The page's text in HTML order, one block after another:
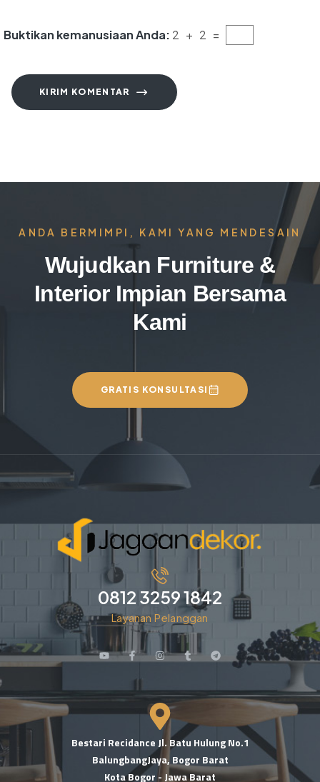
Buktikan kemanusiaan Anda: 2 + 2 =
KIRIM KOMENTAR
ANDA BERMIMPI, KAMI YANG MENDESAIN
Wujudkan Furniture &
Interior Impian Bersama
Kami
GRATIS KONSULTASI
0812 3259 1842
Layanan Pelanggan
Bestari Recidance Jl. Batu Hulung No.1
BalungbangJaya, Bogor Barat
Kota Bogor - Jawa Barat